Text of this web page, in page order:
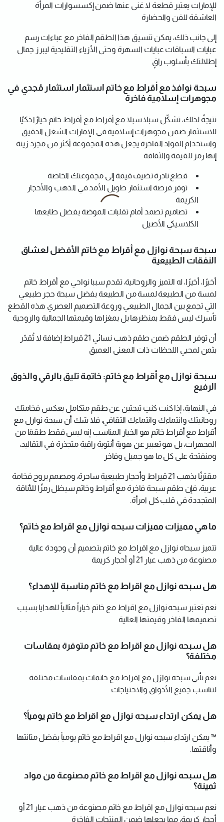
للإمارات يعتبر قطعة لا غنى عنها ضمن إكسسوارات المرأة
العاشقة للفن والحضارة
إلى جانب ذلك، يمكن تنسيق هذا الطقم الفاخر مع عباءات رسم
عبايات السباقات عبايات السهرة وحتى الأزياء التقليدية ليبرز جمال
إطلالتك بأسلوب راقٍ
سبحة نوافذ مع أقراط مع خاتم استثمار استثمار مُجدي في
مجوهرات إسلامية فاخرة
نتيجةً لذلك، تشكّل سبلا سبلا مع أقراط مع أقراط خاتم خيارًا ذكيًا
للاستثمار ضمن مجوهرات إسلامية في الإمارات الشغل الدقيق
واستخدام المواد الفاخرة يجعل هذه المجموعة أكثر من مجرد زينة
إنها رمز للقيمة والثقافة
قطع نادرة تضيف قيمة إلى مجموعتك الخاصة
توفر فرصة استثمار طويل الأمد في الذهب والأحجار
الكريمة
تصاميم تصمد أمام تقلبات الموضة بفضل طابعها
الكلاسيكي الأصيل
سبحة سبحة نوازل مع أقراط مع خاتم الأفضل لعشاق
النفقات الطبيعية
أخيرًا، أخيرًا، له التميز والروحانية، تقدم سببا نواحي مع أقراط خاتم
لمسة من الطبيعة لمسة من الطبيعة بفضل سبحة حجر طبيعي
التي تجمع بين الجمال الطبيعي وروعة التصميم العصري هذه القطع
تأسرك ليس فقط بمنظرها بل بمغزاها وقيمتها الجمالية والروحية
أن توفر الطقم ضمن طقم ذهب نسائي 21 قيراط إضافة لا تُقدّر
بثمن لمحبي اللحظات ذات المعنى العميق
سبحة نوازل مع أقراط مع خاتم: خاتمة تليق بالرقي والذوق
الرفيع
في النهاية، إذا كنت كنتِ تبحثين عن طقم متكامل يعكس فخامتك
روحانيتك وانتماءك وانتماءك الثقافي، فلا شك أن سبحة نوازل مع
أقراط مع أقراط خاتم هو الخيار المناسب إنه ليس فقط طقمًا من
المجهرات، بل هو تعبير عن هوية أنثوية راقية متجذرة في التقاليد،
ومنفتحة على كل ما هو جميل وفاخر
مقترنًا بذهب 21 قيراط وأحجار طبيعية ساحرة، ومصمم بروح فخامة
عربية، فإن طقم سبحة فاخرة مع أقراط وخاتم سيظل رمزًا للأناقة
المتجددة في قلب كل امرأة.
ما هي مميزات مميزات سبحه نوازل مع اقراط مع خاتم؟
تتميز سبحاه نوازل مع اقراط مع خاتم بتصميم أن وجودة عالية
مصنوعة من ذهب عيار 21 أو أحجار كريمة
هل سبحه نوازل مع اقراط مع خاتم مناسبة للإهداء؟
نعم تعتبر سبحه نوازل مع اقراط مع خاتم خياراً مثالياً للهدايا بسبب
تصميمها الفاخر وقيمتها العالية
هل سبحه نوازل مع اقراط مع خاتم متوفرة بمقاسات
مختلفة؟
نعم تأتي سبحه نوازل مع اقراط مع خاتمات بمقاسات مختلفة
لتناسب جميع الأذواق والاحتياجات
هل يمكن ارتداء سبحه نوازل مع اقراط مع خاتم يومياً؟
™ يمكن ارتداء سبحه نوازل مع اقراط مع خاتم يومياً بفضل متانتها
وأناقتها.
هل سبحه نوازل مع اقراط مع خاتم مصنوعة من مواد
ثمينة؟
نعم سبحه نوازل مع اقراط مع خاتم مصنوعة من ذهب عيار 21 أو
أحجار كريمة، مما يجعلها ضمن المنتجات الفاخرة